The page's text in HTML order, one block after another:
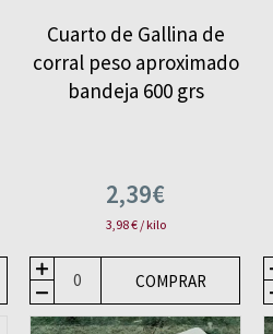
Cuarto de Gallina de
corral peso aproximado
bandeja 600 grs
2,39€
3,98 € / kilo
COMPRAR